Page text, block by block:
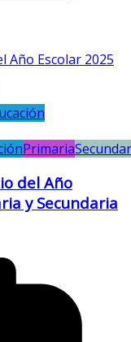
Primaria
del Año
y Secundaria